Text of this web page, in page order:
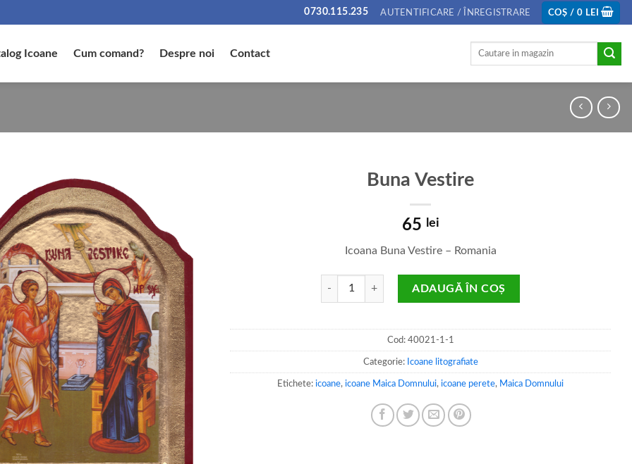
0730.115.235 AUTENTIFICARE / ÎNREGISTRARE COȘ /0 LEI
Icoane Cum comand? Despre noi Contact
Caută
Buna Vestire
65 lei
Icoana Buna Vestire – Romania
Cantitate Buna Vestire
ADAUGĂ ÎN COȘ
Cod: 40021-1-1
Categorie: Icoane litografiate
Etichete:icoane,icoane Maica Domnului,icoane perete, Maica Domnului